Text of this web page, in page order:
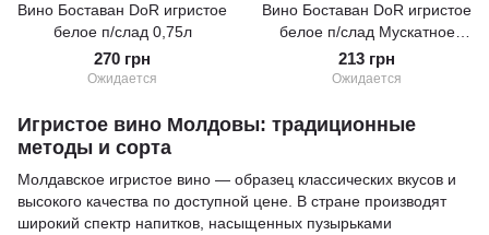
Вино Боставан DoR игристое
белое п/слад 0,75л
270 грн
Ожидается
Вино Боставан DoR игристое
белое п/слад Мускатное
0,75л
213 грн
Ожидается
Игристое вино Молдовы: традиционные
методы и сорта
Молдавское игристое вино — образец классических вкусов и
высокого качества по доступной цене. В стране производят
широкий спектр напитков, насыщенных пузырьками